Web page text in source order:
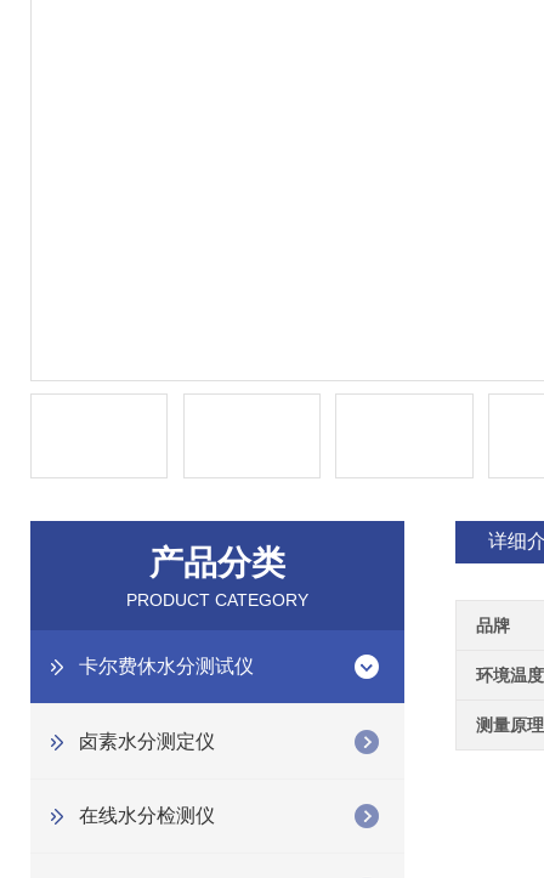
产品分类
PRODUCT CATEGORY
卡尔费休水分测试仪
卤素水分测定仪
在线水分检测仪
详细
品牌
环境温度
测量原理